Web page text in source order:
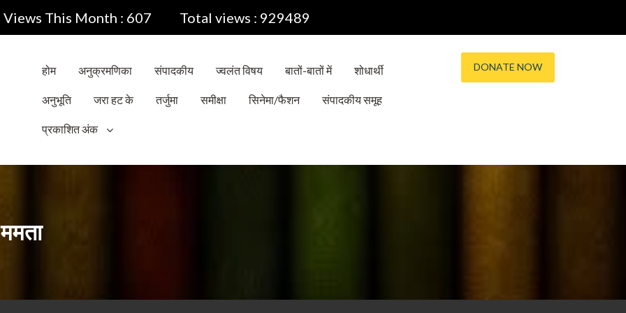
Views This Month : 607 Total views : 929489
होम अनुक्रमणिका संपादकीय ज्वलंत विषय बातों-बातों में शोधार्थी
अनुभूति जरा हट के तर्जुमा समीक्षा सिनेमा/फैशन संपादकीय समूह
प्रकाशित अंक
DONATE NOW